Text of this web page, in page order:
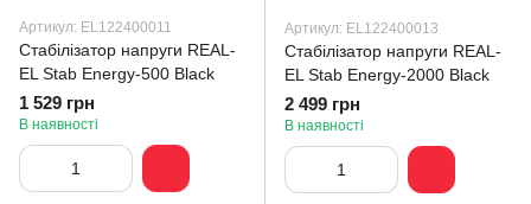
Артикул: EL122400011
Стабілізатор напруги REAL-
EL Stab Energy-500 Black
1 529 грн
В наявності
Артикул: EL122400013
Стабілізатор напруги REAL-
EL Stab Energy-2000 Black
2 499 грн
В наявності